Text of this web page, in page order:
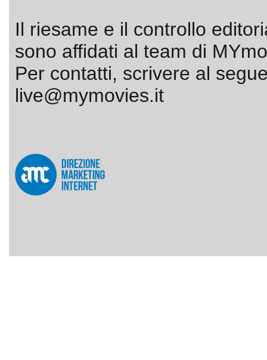
Il riesame e il controllo
sono affidati al team di
Per contatti, scrivere al
live@mymovies.it